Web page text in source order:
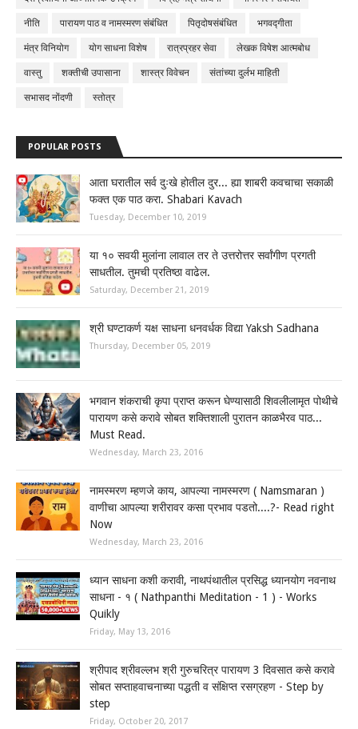
नीति पारायण पाठ व नामस्मरण संबंधित पितृदोषसंबंधित भगवद्गीता
मंत्र विनियोग योग साधना विशेष रात्रप्रहर सेवा लेखक विषेश आत्मबोध
वास्तु शक्तीची उपासाना शास्त्र विवेचन संतांच्या दुर्लभ माहिती
सभासद नोंदणी स्तोत्र
POPULAR POSTS
आता घरातील सर्व दुःखे होतील दुर... ह्या शाबरी कवचाचा सकाळी
फक्त एक पाठ करा. Shabari Kavach
Tuesday, December 10, 2019
या १० सवयी मुलांना लावाल तर ते उत्तरोत्तर सर्वांगीण प्रगती
साधतील. तुमची प्रतिष्ठा वाढेल.
Saturday, December 21, 2019
श्री घण्टाकर्ण यक्ष साधना धनवर्धक विद्या Yaksh Sadhana
Thursday, December 05, 2019
भगवान शंकराची कृपा प्राप्त करून घेण्यासाठी शिवलीलामृत पोथीचे
पारायण कसे करावे सोबत शक्तिशाली पुरातन काळभैरव पाठ...
Must Read.
Wednesday, March 23, 2016
नामस्मरण म्हणजे काय, आपल्या नामस्मरण ( Namsmaran )
वाणीचा आपल्या शरीरावर कसा प्रभाव पडतो....?- Read right
Now
Wednesday, March 23, 2016
ध्यान साधना कशी करावी, नाथपंथातील प्रसिद्ध ध्यानयोग नवनाथ
साधना - १ ( Nathpanthi Meditation - 1 ) - Works
Quikly
Friday, May 13, 2016
श्रीपाद श्रीवल्लभ श्री गुरुचरित्र पारायण 3 दिवसात कसे करावे
सोबत सप्ताहवाचनाच्या पद्धती व संक्षिप्त रसग्रहण - Step by
step
Friday, October 20, 2017